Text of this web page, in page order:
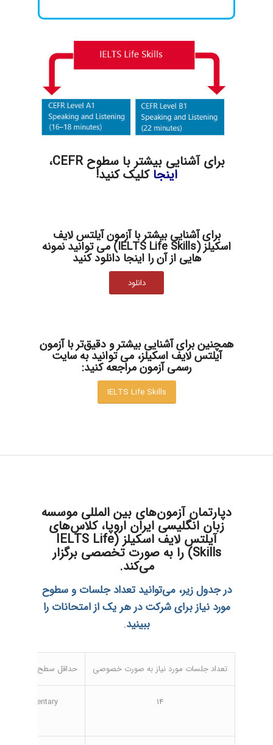
برای آشنایی بیشتر با سطوح CEFR،
اینجاکلیک کنید!
برای آشنایی بیشتر با آزمون آیلتس لایف
اسکیلز (IELTS Life Skills) می توانید نمونه
هایی از آن رااینجا دانلود کنید
دانلود
همچنین برای آشنایی بیشتر و دقیق‌تر با آزمون
آیلتس لایف اسکیلز، می توانید به سایت
رسمی آزمون مراجعه کنید:
IELTS Life Skills
دپارتمان آزمون‌های بین المللی موسسه
زبان انگلیسی ایران اروپا، کلاس‌های
آیلتس لایف اسکیلز (IELTS Life
Skills) را به صورت تخصصی برگزار
می‌کند.
در جدول زیر، می‌توانید تعداد جلسات و سطوح
مورد نیاز برای شرکت در هر یک از امتحانات را
ببینید.
تعداد جلسات مورد نیاز به صورت خصوصی حداقل سطح مورد انتظار
14
Elementary